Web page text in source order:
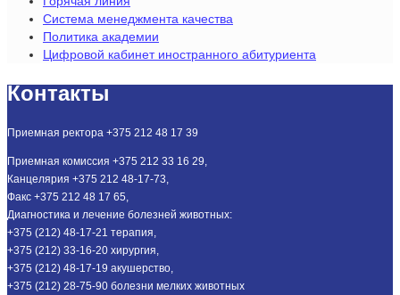
Система менеджмента качества
Политика академии
Цифровой кабинет иностранного абитуриента
Контакты
Приемная ректора +375 212 48 17 39
Приемная комиссия +375 212 33 16 29,
Канцелярия +375 212 48-17-73,
Факс +375 212 48 17 65,
Диагностика и лечение болезней животных:
+375 (212) 48-17-21 терапия,
+375 (212) 33-16-20 хирургия,
+375 (212) 48-17-19 акушерство,
+375 (212) 28-75-90 болезни мелких животных